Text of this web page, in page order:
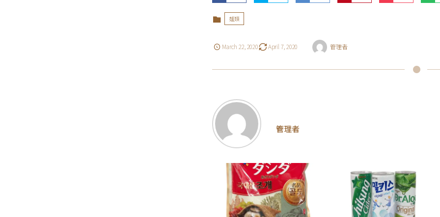
麺類
March 22 2020 April 7, 2020 管理者
管理者